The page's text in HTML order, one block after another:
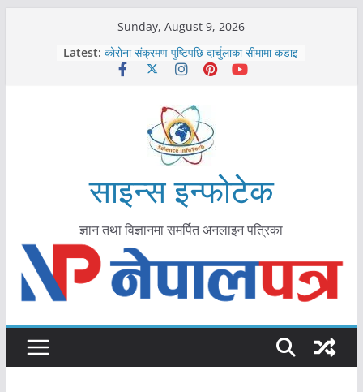
Sunday, August 9, 2026
Latest: कोरोना संक्रमण पुष्टिपछि दार्चुलाका सीमामा कडाइ
विराटनगर महानगरद्वारा पूर्ण खोप सुनिश्चित घोषणा
मकवानपुरमा खोरेत रोग विरुद्धको खोप लगाउन
आयुर्वेद चिकित्सा प्रणालीको भूमिका महत्वपूर्ण छ :
मुख्यमन्त्री शाह
काभ्रेपलाञ्चोकमा आयुर्वेद स्वास्थ्योपचारतर्फ
आकर्षण बढ्दै
साइन्स इन्फोटेक
ज्ञान तथा विज्ञानमा समर्पित अनलाइन पत्रिका